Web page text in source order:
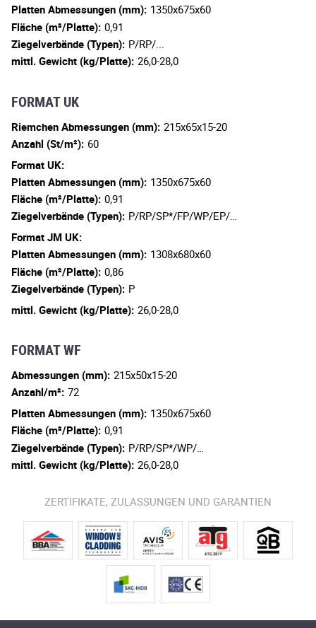
Platten Abmessungen (mm): 1350x675x60
Fläche (m²/Platte): 0,91
Ziegelverbände (Typen): P/RP/...
mittl. Gewicht (kg/Platte): 26,0-28,0
FORMAT UK
Riemchen Abmessungen (mm): 215x65x15-20
Anzahl (St/m²): 60
Format UK:
Platten Abmessungen (mm): 1350x675x60
Fläche (m²/Platte): 0,91
Ziegelverbände (Typen): P/RP/SP*/FP/WP/EP/…
Format JM UK:
Platten Abmessungen (mm): 1308x680x60
Fläche (m²/Platte): 0,86
Ziegelverbände (Typen): P
mittl. Gewicht (kg/Platte): 26,0-28,0
FORMAT WF
Abmessungen (mm): 215x50x15-20
Anzahl/m²: 72
Platten Abmessungen (mm): 1350x675x60
Fläche (m²/Platte): 0,91
Ziegelverbände (Typen): P/RP/SP*/WP/…
mittl. Gewicht (kg/Platte): 26,0-28,0
ZERTIFIKATE, ZULASSUNGEN UND GARANTIEN